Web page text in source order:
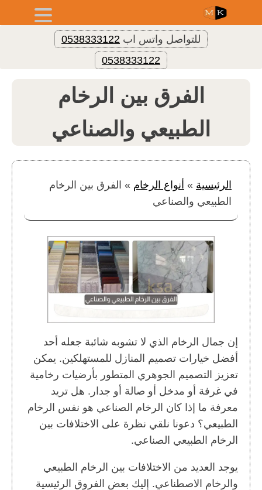
للتواصل واتس اب 0538333122
0538333122
الفرق بين الرخام
الطبيعي والصناعي
الرئيسية » أنواع الرخام » الفرق بين الرخام
الطبيعي والصناعي
إن جمال الرخام الذي لا تشوبه شائبة جعله أحد
أفضل خيارات تصميم المنازل للمستهلكين. يمكن
تعزيز التصميم الجوهري المتطور بأرضيات رخامية
في غرفة أو مدخل أو صالة أو جدار. هل تريد
معرفة ما إذا كان الرخام الصناعي هو نفس الرخام
الطبيعي؟ دعونا نلقي نظرة على الاختلافات بين
الرخام الطبيعي الصناعي.
يوجد العديد من الاختلافات بين الرخام الطبيعي
والرخام الاصطناعي. إليك بعض الفروق الرئيسية